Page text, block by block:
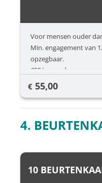
Voor mensen ouder
Min. engagement van
opzegbaar.
€55/ maand
€ 55,00
4.
10